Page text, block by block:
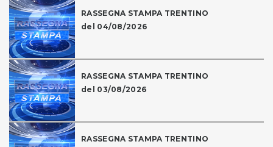
RASSEGNA STAMPA TRENTINO
del 04/08/2026
RASSEGNA STAMPA TRENTINO
del 03/08/2026
RASSEGNA STAMPA TRENTINO